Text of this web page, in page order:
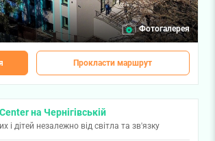
Фотогалерея
Прокласти маршрут
на Чернігівській
і дітей незалежно від світла та зв'язку